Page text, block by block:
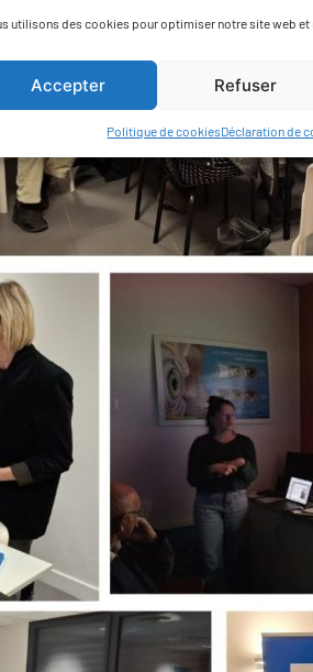
utilisons des cookies pour optimiser notre site web et
Accepter Refuser
Politique de cookiesDéclaration de